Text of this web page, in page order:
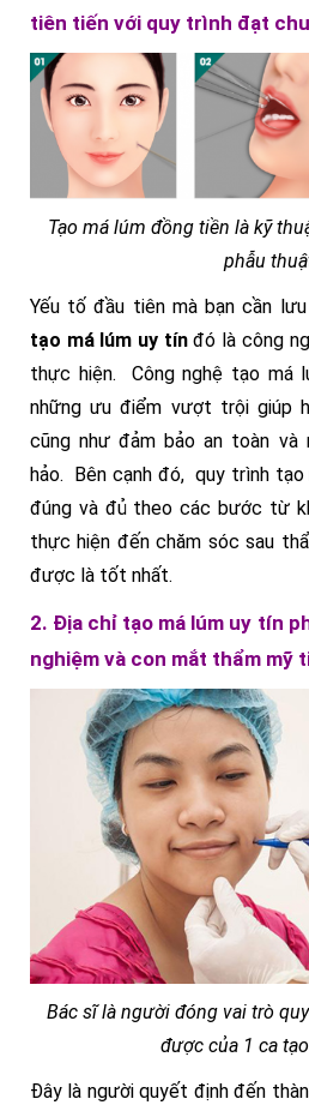
tiên tiến với quy trình đạt
Tạo má lúm đồng tiền là kỹ
phẫu
Yếu tố đầu tiên mà bạn cần
tạo má lúm uy tínđó là công
thực hiện. Công nghệ tạo má
những ưu điểm vượt trội giúp
cũng như đảm bảo an toàn và
hảo. Bên cạnh đó, quy trình
đúng và đủ theo các bước từ
thực hiện đến chăm sóc sau
được là tốt nhất.
2. Địa chỉ tạo má lúm uy tín
nghiệm và con mắt thẩm mỹ
Bác sĩ là người đóng vai trò
được của 1 ca
Đây là người quyết định đến